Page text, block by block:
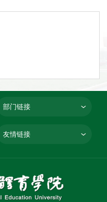
部门链接
友情链接